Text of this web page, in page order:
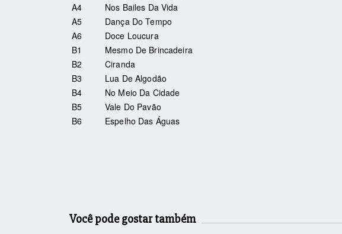
A4
Nos Bailes Da Vida
A5
Dança Do Tempo
A6
Doce Loucura
B1
Mesmo De Brincadeira
B2
Ciranda
B3
Lua De Algodão
B4
No Meio Da Cidade
B5
Vale Do Pavão
B6
Espelho Das Águas
Você pode gostar também